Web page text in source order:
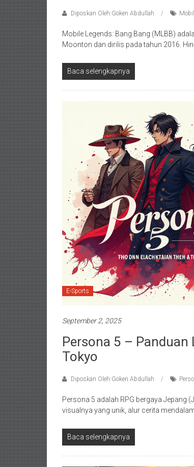
Diposkan Oleh:Goken Abdullah
Mobile Legends: Bang Bang (MLBB)
Moonton dan dirilis pada tahun 2016.
Baca selengkapnya
E-Sports
September 2, 2025
Persona 5 –
Tokyo
Diposkan Oleh:Goken Abdullah
Persona 5 adalah RPG bergaya Jepang
visualnya yang unik, alur cerita
Baca selengkapnya